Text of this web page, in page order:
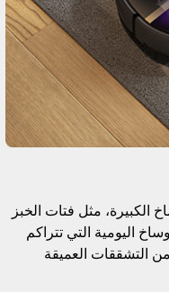
الكبيرة، مثل فتات الخبز
اليومية التي تتراكم
التشققات العميقة